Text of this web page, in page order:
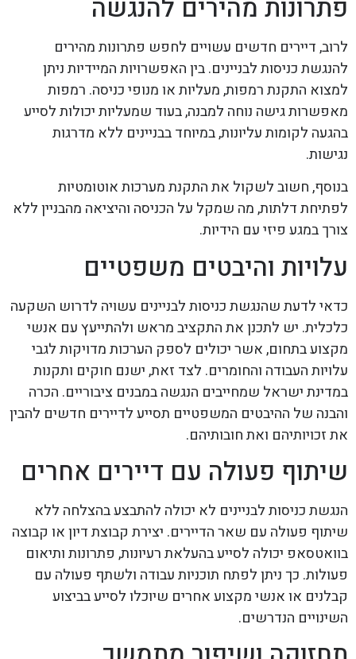
פתרונות מהירים להנגשה
לרוב, דיירים חדשים עשויים לחפש פתרונות מהירים
להנגשת כניסות לבניינים. בין האפשרויות המיידיות ניתן
למצוא התקנת רמפות, מעליות או מנופי כניסה. רמפות
מאפשרות גישה נוחה למבנה, בעוד שמעליות יכולות לסייע
בהגעה לקומות עליונות, במיוחד בבניינים ללא מדרגות
נגישות.
בנוסף, חשוב לשקול את התקנת מערכות אוטומטיות
לפתיחת דלתות, מה שמקל על הכניסה והיציאה מהבניין ללא
צורך במגע פיזי עם הידיות.
עלויות והיבטים משפטיים
כדאי לדעת שהנגשת כניסות לבניינים עשויה לדרוש השקעה
כלכלית. יש לתכנן את התקציב מראש ולהתייעץ עם אנשי
מקצוע בתחום, אשר יכולים לספק הערכות מדויקות לגבי
עלויות העבודה והחומרים. לצד זאת, ישנם חוקים ותקנות
במדינת ישראל שמחייבים הנגשה במבנים ציבוריים. הכרה
והבנה של ההיבטים המשפטיים תסייע לדיירים חדשים להבין
את זכויותיהם ואת חובותיהם.
שיתוף פעולה עם דיירים אחרים
הנגשת כניסות לבניינים לא יכולה להתבצע בהצלחה ללא
שיתוף פעולה עם שאר הדיירים. יצירת קבוצת דיון או קבוצה
בוואטסאפ יכולה לסייע בהעלאת רעיונות, פתרונות ותיאום
פעולות. כך ניתן לפתח תוכניות עבודה ולשתף פעולה עם
קבלנים או אנשי מקצוע אחרים שיוכלו לסייע בביצוע
השינויים הנדרשים.